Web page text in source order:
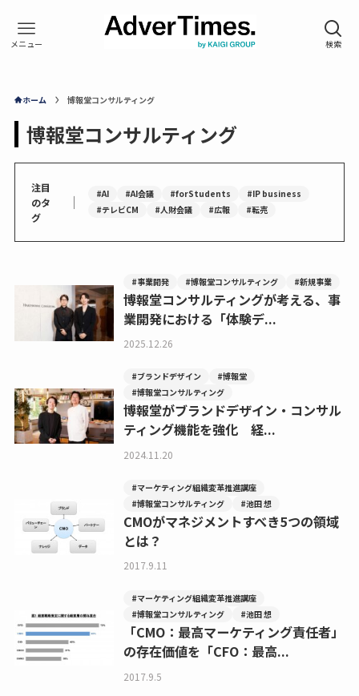
ホーム 博報堂コンサルティング
博報堂コンサルティング
注目
のタ
グ
｜ #AI #AI会議 #forStudents
#IP business
#テレビCM
#人財会議 #広報 #転売
#事業開発 #博報堂コンサルティング #新規事業
博報堂コンサルティングが考える、事
業開発における「体験デ...
2025.12.26
#ブランドデザイン
#博報堂
#博報堂コンサルティング
博報堂がブランドデザイン・コンサル
ティング機能を強化 経...
2024.11.20
#マーケティング組織変革推進講座
#博報堂コンサルティング
#池田 想
CMOがマネジメントすべき5つの領域
とは？
2017.9.11
#マーケティング組織変革推進講座
#博報堂コンサルティング
#池田 想
「CMO：最高マーケティング責任者」
の存在価値を「CFO：最高...
2017.9.5